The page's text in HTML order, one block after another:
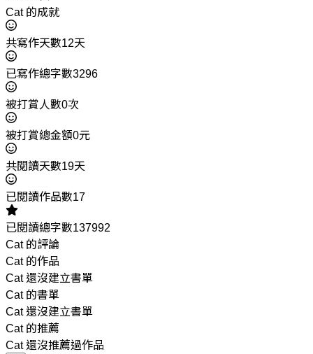
Cat 的成就
共寫作天數12天
已寫作總字數3296
被打賞人數0次
被打賞總金額0元
共閱讀天數19天
已閱讀作品數17
已閱讀總字數137992
Cat 的評論
Cat 的作品
Cat 還沒建立書單
Cat 的書單
Cat 還沒建立書單
Cat 的推薦
Cat 還沒推薦過作品